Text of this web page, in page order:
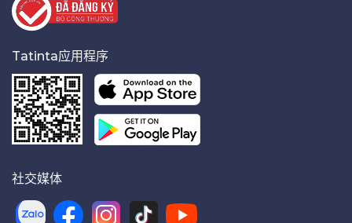
Tatinta应用程序
社交媒体